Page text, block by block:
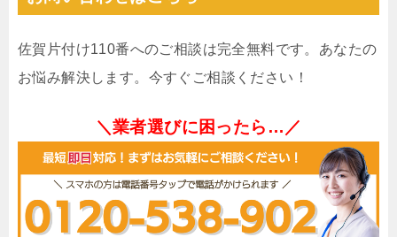
佐賀片付け110番へのご相談は完全無料です。あなたの
お悩み解決します。今すぐご相談ください！
＼業者選びに困ったら…／